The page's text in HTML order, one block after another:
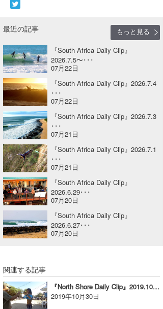
最近の記事
もっと見る
『South Africa Daily Clip』
2026.7.5〜･･･
07月22日
『South Africa Daily Clip』2026.7.4
･･･
07月22日
『South Africa Daily Clip』2026.7.3
･･･
07月21日
『South Africa Daily Clip』2026.7.1
･･･
07月21日
『South Africa Daily Clip』
2026.6.29･･･
07月20日
『South Africa Daily Clip』
2026.6.27･･･
07月20日
関連する記事
『North Shore Daily Clip』2019.10.29 @ Sunset Beach
2019年10月30日
Yoshiyuki Obata
arukasvision
DELTA FORCE SURF
CBA Films
熊谷素子
WAVAL
中浦“JET”章
嵯峨明日香
進士剛光
田原啓江
植村未来
NOBUFUKU
大野”MAR”修聖
喜納海人
☆加藤
+☆maki☆+
Aichan
chan-U
ECE
G◎Da
H
KID
KOBU
KY
MIN
OYZ
S.K
波伝説